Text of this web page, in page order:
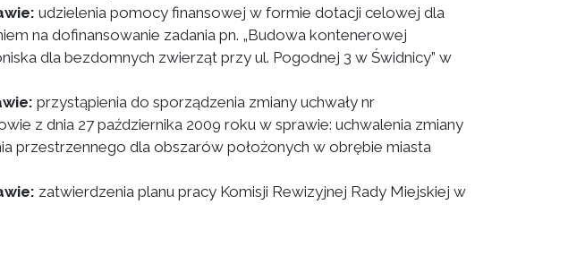
udzielenia pomocy finansowej w formie dotacji celowej dla
na dofinansowanie zadania pn. „Budowa kontenerowej
dla bezdomnych zwierząt przy ul. Pogodnej 3 w Świdnicy” w
przystąpienia do sporządzenia zmiany uchwały nr
z dnia 27 października 2009 roku w sprawie: uchwalenia zmiany
przestrzennego dla obszarów położonych w obrębie miasta
zatwierdzenia planu pracy Komisji Rewizyjnej Rady Miejskiej w